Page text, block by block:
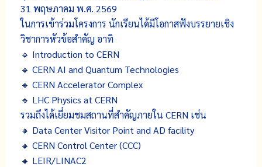
31 พฤษภาคม พ.ศ. 2569
ในการเข้าร่วมโครงการ นักเรียนได้มีโอกาสฟังบรรยายเชิง
วิชาการหัวข้อสำคัญ อาทิ
🔹 Introduction to CERN
🔹 CERN AI and Quantum Technologies
🔹 CERN Accelerator Complex
🔹 LHC Physics at CERN
รวมถึงได้เยี่ยมชมสถานที่สำคัญภายใน CERN เช่น
🔸 Data Center Visitor Point and AD facility
🔸 CERN Control Center (CCC)
🔸 LEIR/LINAC2